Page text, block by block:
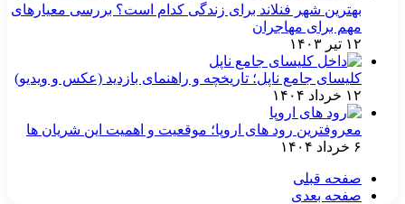
بهترین شهر فنلاند برای زندگی کدام است؟ بررسی معیارهای
مهم برای مهاجران
۱۲ تیر ۱۴۰۳
کلیسای جامع ناپل؛ تاریخچه و راهنمای بازدید (عکس و ویدیو)
۱۲ خرداد ۱۴۰۴
معروفترین رود های اروپا؛ موقعیت و اهمیت این شریان ها
صفحه قبلی
صفحه بعدی